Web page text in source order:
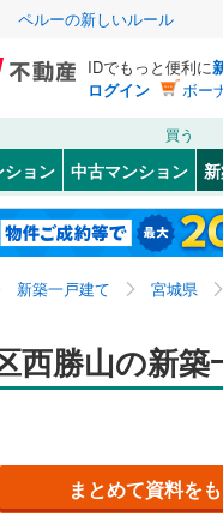
ペルーの新しいルール
IDでもっと便利に
ログイン
ボー
買う
ョン 中古マンション
新築一戸建て 宮城県
西勝山の新築
まとめて資料を
北海道
青森 岩
東京
新潟 長野
大阪
青葉区(157)
太白区(157)
白石市(1)
富谷市(29)
旭ケ丘(6)
川平(10)
三条町
3)
台原 (6)
角五郎(3)
錦ケ丘(2)
東北本線(0)
仙石線(0)
大船渡線(0)
秋田新幹線(0)
仙台市地下鉄南北線
設備
床暖房（0）
駐車場2台以上（
ＴＶモニタ付イ
配置、向き、建ち方
平坦地（2）
この